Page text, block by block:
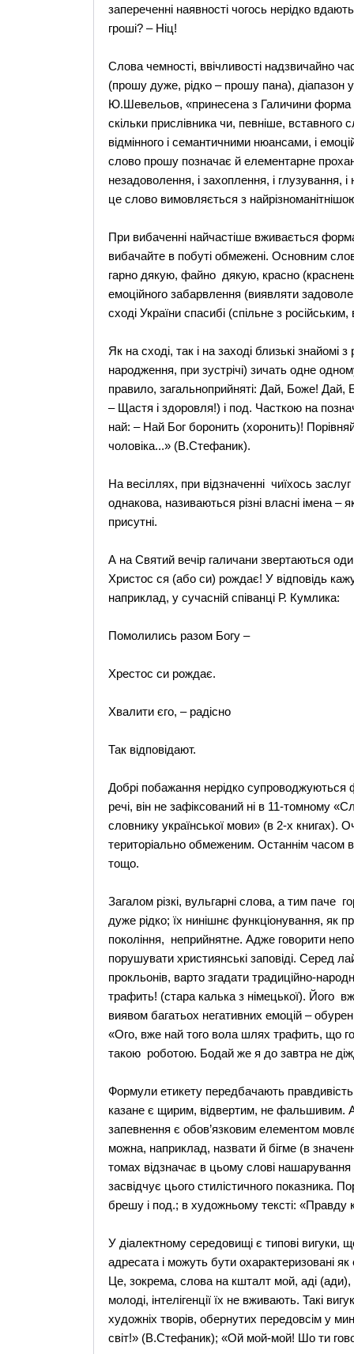
запереченні наявності чогось нерідко
гроші? – Ніц!
Слова чемності, ввічливості надзвичайно
(прошу дуже, рідко – прошу пана), діапазон
Ю.Шевельов, «принесена з Галичини форма
скільки прислівника чи, певніше,
відмінного і семантичними нюансами, і
слово прошу позначає й елементарне
незадоволення, і захоплення, і глузування,
це слово вимовляється з
При вибаченні найчастіше вживається
вибачайте в побуті обмежені. Основним
гарно дякую, файно дякую, красно
емоційного забарвлення (виявляти
сході України спасибі (спільне з
Як на сході, так і на заході близькі знайомі
народження, при зустрічі) зичать одне
правило, загальноприйняті: Дай, Боже! Дай,
– Щастя і здоровля!) і под. Часткою на
най: – Най Бог боронить (хоронить)!
чоловіка...» (В.Стефаник).
На весіллях, при відзначенні чиїхось
однакова, називаються різні власні імена –
присутні.
А на Святий вечір галичани звертаються
Христос ся (або си) рождає! У відповідь
наприклад, у сучасній співанці Р. Кумлика:
Помолились разом Богу –
Хрестос си рождає.
Хвалити єго, – радісно
Так відповідают.
Добрі побажання нерідко супроводжуються
речі, він не зафіксований ні в 11-томному
словнику української мови» (в 2-х книгах).
територіально обмеженим. Останнім часом
тощо.
Загалом різкі, вульгарні слова, а тим паче
дуже рідко; їх нинішнє функціонування, як
покоління, неприйнятне. Адже говорити
порушувати християнські заповіді. Серед
прокльонів, варто згадати традиційно-
трафить! (стара калька з німецької). Його
виявом багатьох негативних емоцій –
«Ого, вже най того вола шлях трафить, що
такою роботою. Бодай же я до завтра не
Формули етикету передбачають
казане є щирим, відвертим, не фальшивим. А
запевнення є обов’язковим елементом
можна, наприклад, назвати й бігме (в
томах відзначає в цьому слові нашарування
засвідчує цього стилістичного показника.
брешу і под.; в художньому тексті:
У діалектному середовищі є типові
адресата і можуть бути охарактеризовані
Це, зокрема, слова на кшталт мой, аді
молоді, інтелігенції їх не вживають. Такі
художніх творів, обернутих передовсім у
світ!» (В.Стефаник); «Ой мой-мой! Шо ти